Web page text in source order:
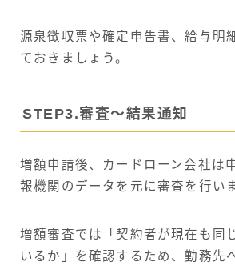
源泉徴収票や確定申告書、給与明
ておきましょう。
STEP3.審査～結果通知
増額申請後、カードローン会社は
報機関のデータを元に審査を行い
増額審査では「契約者が現在も同
いるか」を確認するため、勤務先